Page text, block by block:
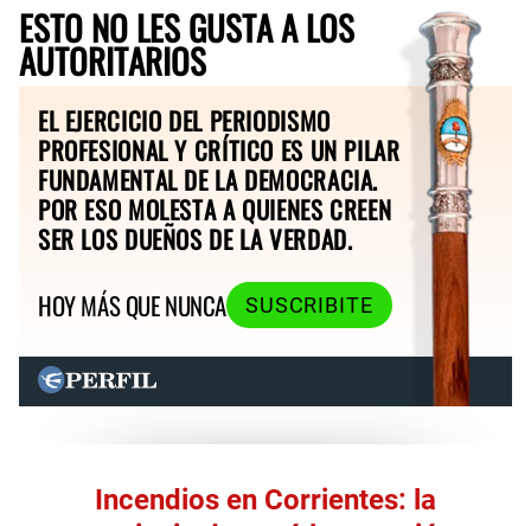
ESTO NO LES GUSTA A LOS
AUTORITARIOS
EL EJERCICIO DEL PERIODISMO
PROFESIONAL Y CRÍTICO ES UN PILAR
FUNDAMENTAL DE LA DEMOCRACIA.
POR ESO MOLESTA A QUIENES CREEN
SER LOS DUEÑOS DE LA VERDAD.
HOY MÁS QUE NUNCA
SUSCRIBITE
Incendios en Corrientes: la